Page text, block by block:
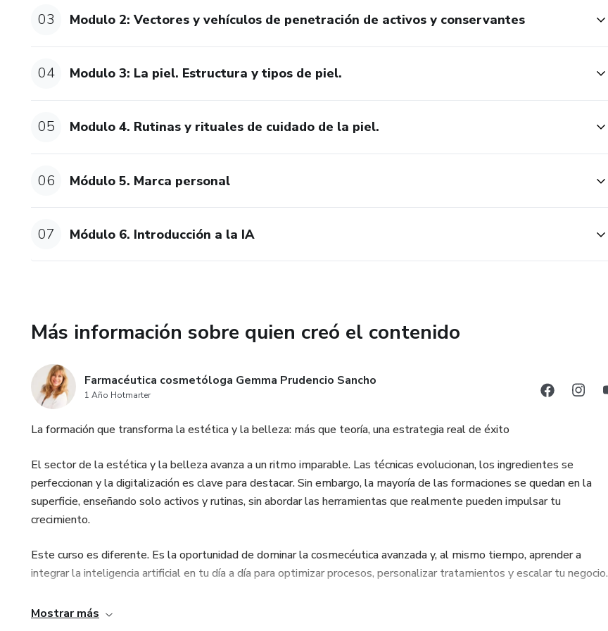
03 Modulo 2: Vectores y vehículos de penetración de activos y conservantes
04 Modulo 3: La piel. Estructura y tipos de piel.
05 Modulo 4. Rutinas y rituales de cuidado de la piel.
06 Módulo 5. Marca personal
07 Módulo 6. Introducción a la IA
Más información sobre quien creó el contenido
Farmacéutica cosmetóloga Gemma Prudencio Sancho
1 Año Hotmarter
La formación que transforma la estética y la belleza: más que teoría, una estrategia real de éxito
El sector de la estética y la belleza avanza a un ritmo imparable. Las técnicas evolucionan, los ingredientes se
perfeccionan y la digitalización es clave para destacar. Sin embargo, la mayoría de las formaciones se quedan en la
superficie, enseñando solo activos y rutinas, sin abordar las herramientas que realmente pueden impulsar tu
crecimiento.
Este curso es diferente. Es la oportunidad de dominar la cosmecéutica avanzada y, al mismo tiempo, aprender a
integrar la inteligencia artificial en tu día a día para optimizar procesos, personalizar tratamientos y escalar tu negocio.
De la mano de una experta con reconocimiento internacional
Mostrar más